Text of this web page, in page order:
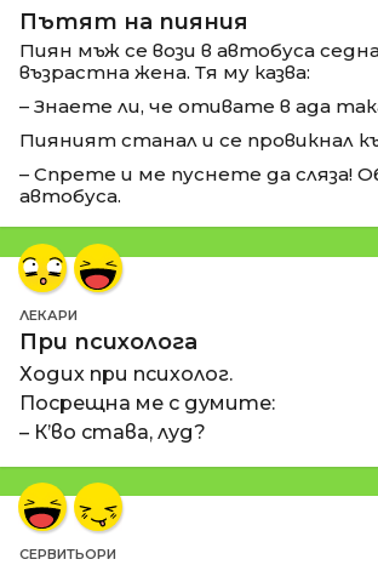
Пътят на пияния
Пиян мъж се вози в автобуса
възрастна жена. Тя му казва:
– Знаете ли, че отивате в ада
Пияният станал и се провикнал
– Спрете и ме пуснете да сляза!
автобуса.
ЛЕКАРИ
При психолога
Ходих при психолог.
Посрещна ме с думите:
– К’во става, луд?
СЕРВИТЬОРИ